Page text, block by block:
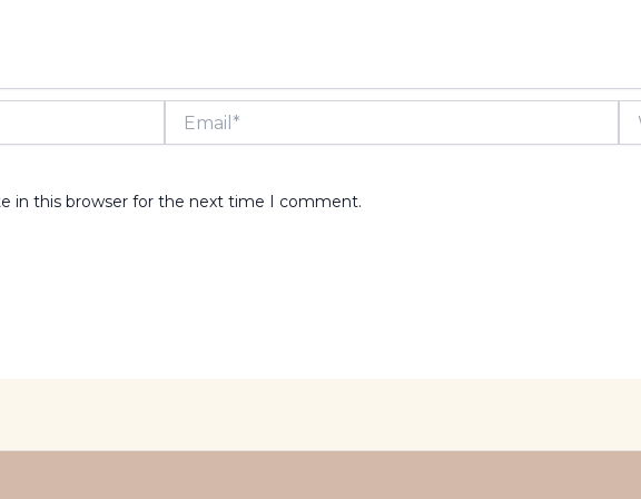
in this browser for the next time I comment.